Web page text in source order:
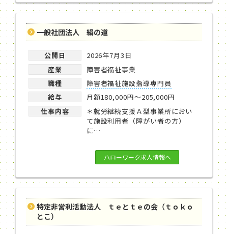
一般社団法人 絹の道
公開日
2026年7月3日
産業
障害者福祉事業
職種
障害者福祉施設指導専門員
給与
月額180,000円～205,000円
仕事内容
＊就労継続支援Ａ型事業所におい
て施設利用者（障がい者の方）
に…
ハローワーク求人情報へ
特定非営利活動法人 ｔｅとｔｅの会（ｔｏｋｏ
とこ）